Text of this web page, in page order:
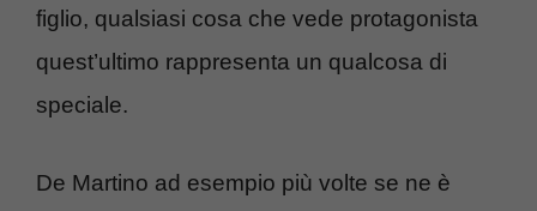
figlio, qualsiasi cosa che vede protagonista
quest’ultimo rappresenta un qualcosa di
speciale.
De Martino ad esempio più volte se ne è